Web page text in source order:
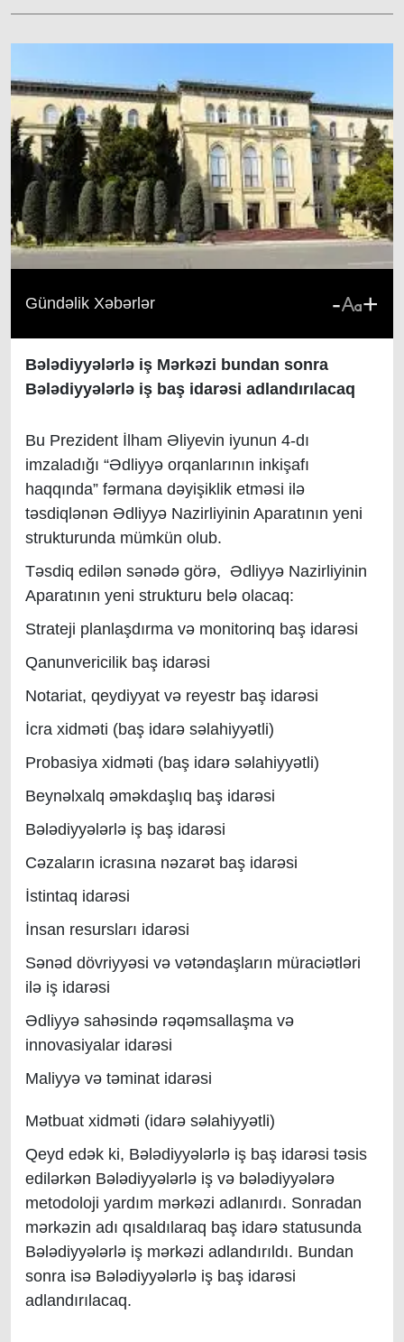
Gündəlik Xəbərlər - +
Bələdiyyələrlə iş Mərkəzi bundan sonra
Bələdiyyələrlə iş baş idarəsi adlandırılacaq
Bu Prezident İlham Əliyevin iyunun 4-dı
imzaladığı “Ədliyyə orqanlarının inkişafı
haqqında” fərmana dəyişiklik etməsi ilə
təsdiqlənən Ədliyyə Nazirliyinin Aparatının yeni
strukturunda mümkün olub.
Təsdiq edilən sənədə görə, Ədliyyə Nazirliyinin
Aparatının yeni strukturu belə olacaq:
Strateji planlaşdırma və monitorinq baş idarəsi
Qanunvericilik baş idarəsi
Notariat, qeydiyyat və reyestr baş idarəsi
İcra xidməti (baş idarə səlahiyyətli)
Probasiya xidməti (baş idarə səlahiyyətli)
Beynəlxalq əməkdaşlıq baş idarəsi
Bələdiyyələrlə iş baş idarəsi
Cəzaların icrasına nəzarət baş idarəsi
İstintaq idarəsi
İnsan resursları idarəsi
Sənəd dövriyyəsi və vətəndaşların müraciətləri
ilə iş idarəsi
Ədliyyə sahəsində rəqəmsallaşma və
innovasiyalar idarəsi
Maliyyə və təminat idarəsi
Mətbuat xidməti (idarə səlahiyyətli)
Qeyd edək ki, Bələdiyyələrlə iş baş idarəsi təsis
edilərkən Bələdiyyələrlə iş və bələdiyyələrə
metodoloji yardım mərkəzi adlanırdı. Sonradan
mərkəzin adı qısaldılaraq baş idarə statusunda
Bələdiyyələrlə iş mərkəzi adlandırıldı. Bundan
sonra isə Bələdiyyələrlə iş baş idarəsi
adlandırılacaq.